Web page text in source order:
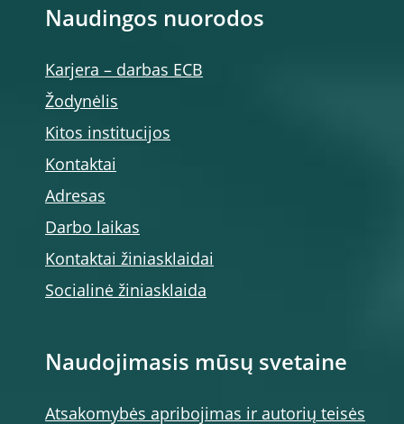
Naudingos nuorodos
Karjera – darbas ECB
Žodynėlis
Kitos institucijos
Kontaktai
Adresas
Darbo laikas
Kontaktai žiniasklaidai
Socialinė žiniasklaida
Naudojimasis mūsų svetaine
Atsakomybės apribojimas ir autorių teisės